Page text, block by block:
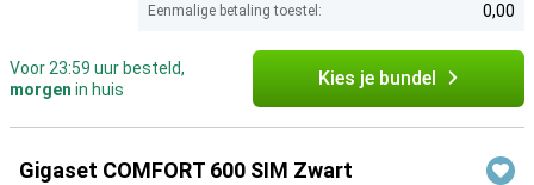
Eenmalige betaling toestel: 0,00
Voor 23:59 uur besteld,
morgen in huis Kies je bundel
Gigaset COMFORT 600 SIM Zwart